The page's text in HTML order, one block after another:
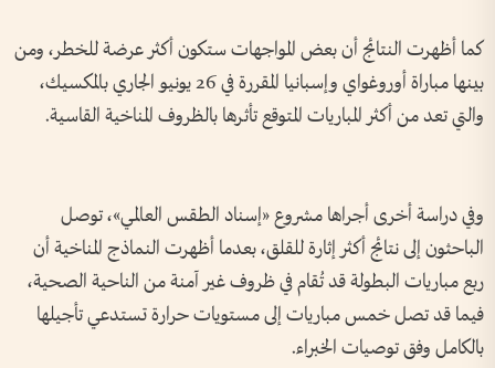
كما أظهرت النتائج أن بعض المواجهات ستكون أكثر عرضة للخطر، ومن
بينها مباراة أوروغواي وإسبانيا المقررة في 26 يونيو الجاري بالمكسيك،
والتي تعد من أكثر المباريات المتوقع تأثرها بالظروف المناخية القاسية.
وفي دراسة أخرى أجراها مشروع «إسناد الطقس العالمي»، توصل
الباحثون إلى نتائج أكثر إثارة للقلق، بعدما أظهرت النماذج المناخية أن
ربع مباريات البطولة قد تُقام في ظروف غير آمنة من الناحية الصحية،
فيما قد تصل خمس مباريات إلى مستويات حرارة تستدعي تأجيلها
بالكامل وفق توصيات الخبراء.